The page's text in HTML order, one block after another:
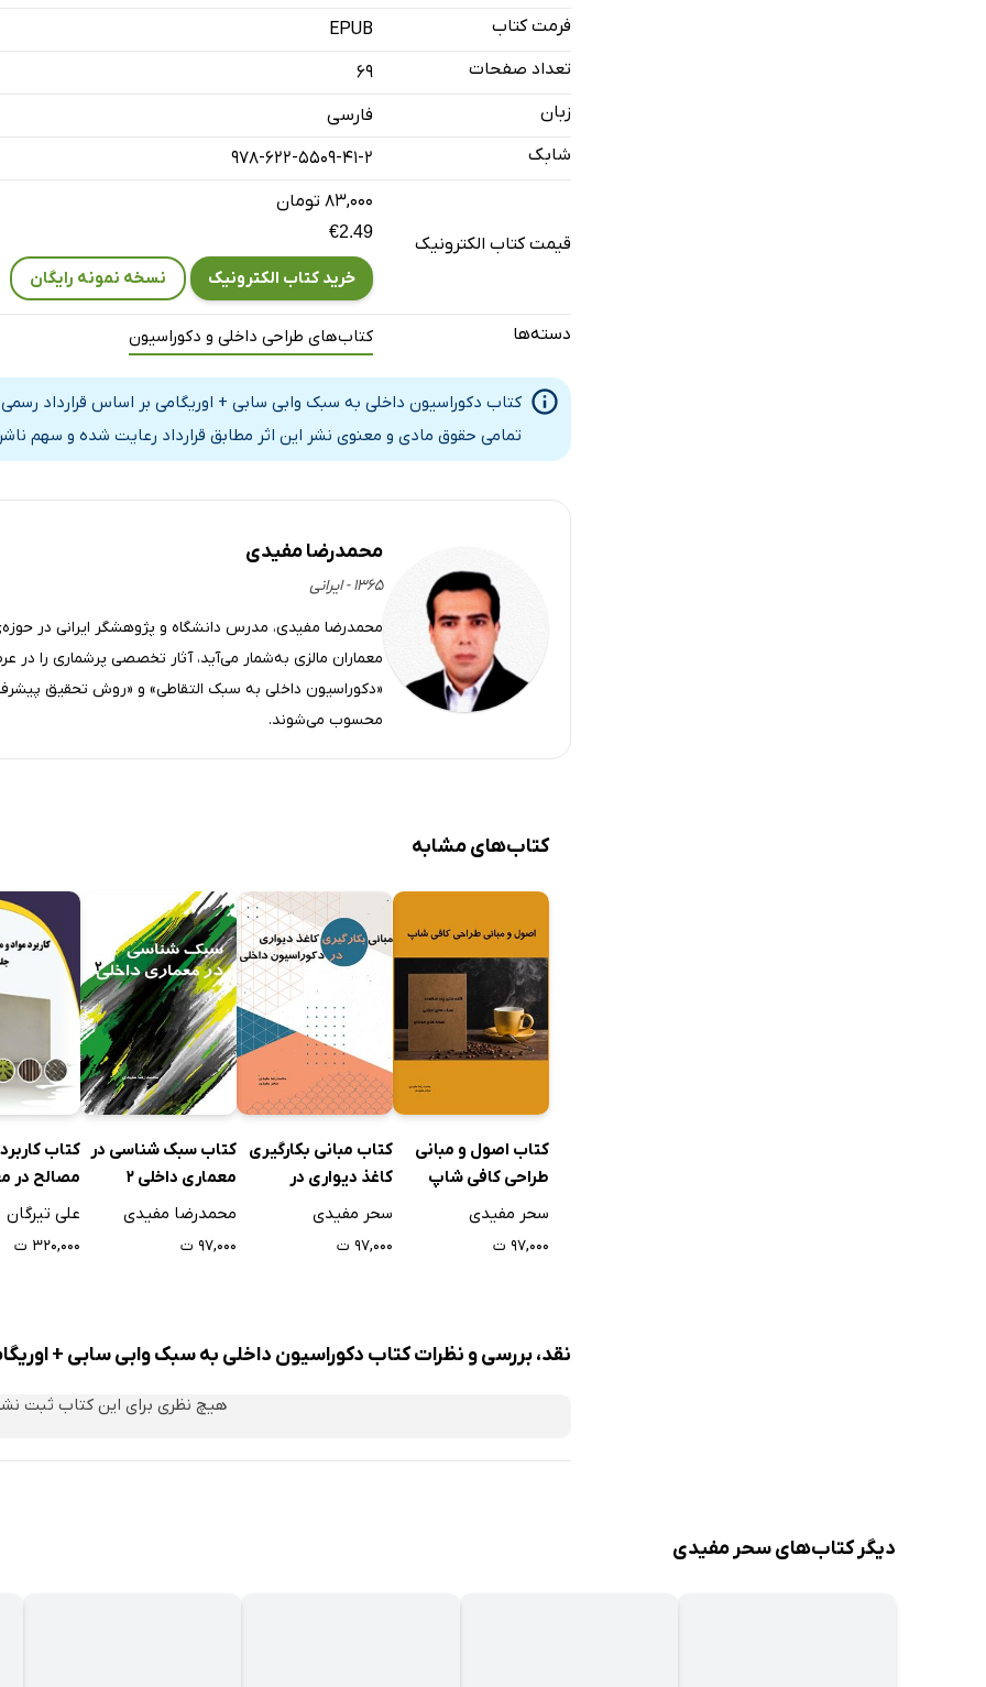
فرمت کتاب
EPUB
تعداد صفحات
69
زبان
فارسی
شابک
978-622-5509-41-2
قیمت کتاب الکترونیک
۸۳,۰۰۰ تومان
€2.49
خرید کتاب الکترونیک نسخه نمونه رایگان
دسته‌ها کتاب‌های طراحی داخلی و دکوراسیون
کتاب دکوراسیون داخلی به سبک وابی سابی + اوریگامی بر اساس قرارداد
تمامی حقوق مادی و معنوی نشر این اثر مطابق قرارداد رعایت شده و سهم
محمدرضا مفیدی
۱۳۶۵ - ایرانی
محمدرضا مفیدی، مدرس دانشگاه و پژوهشگر ایرانی در
معماران مالزی به‌شمار می‌آید، آثار تخصصی پرشماری را
«دکوراسیون داخلی به سبک التقاطی» و «روش تحقیق
محسوب می‌شوند.
کتاب‌های مشابه
کتاب اصول و مبانی
طراحی کافی شاپ
سحر مفیدی
۹۷,۰۰۰ ت
کتاب مبانی بکارگیری
کاغذ دیواری در
دکوراسیون داخلی
سحر مفیدی
۹۷,۰۰۰ ت
کتاب سبک شناسی در
معماری داخلی 2
محمدرضا مفیدی
۹۷,۰۰۰ ت
کتاب
مصالح در
جلد دوم
علی تیرگان
۳۲۰,۰۰۰ ت
نقد، بررسی و نظرات کتاب دکوراسیون داخلی به سبک وابی سابی +
هیچ نظری برای این کتاب ثبت
دیگر کتاب‌های سحر مفیدی